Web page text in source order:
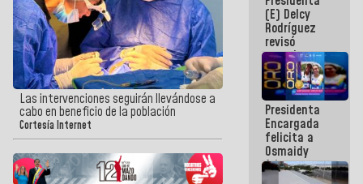
Las intervenciones seguirán llevándose a
cabo en beneficio de la población
Cortesía Internet
y del Caribe
2026
(E) Delcy
Rodríguez
revisó
agenda
económica y
ejecución de
fondos de
emergencia
post-sismos
Presidenta
Encargada
felicita a
Osmaidy
Arias y
Giraly